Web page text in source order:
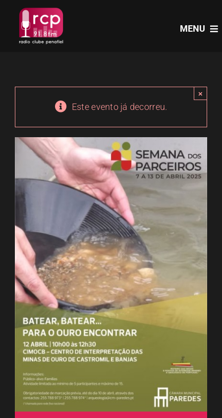
content
MENU
PROGRAMAS
PODCASTS
ESPAÇO OUVINTE
A RCP
CONTACTOS
OUVIR
Este evento já decorreu.
×